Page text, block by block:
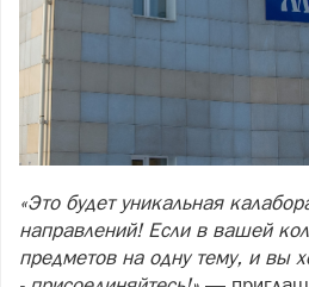
«Это будет уникальная
направлений! Если в вашей
предметов на одну тему, и вы